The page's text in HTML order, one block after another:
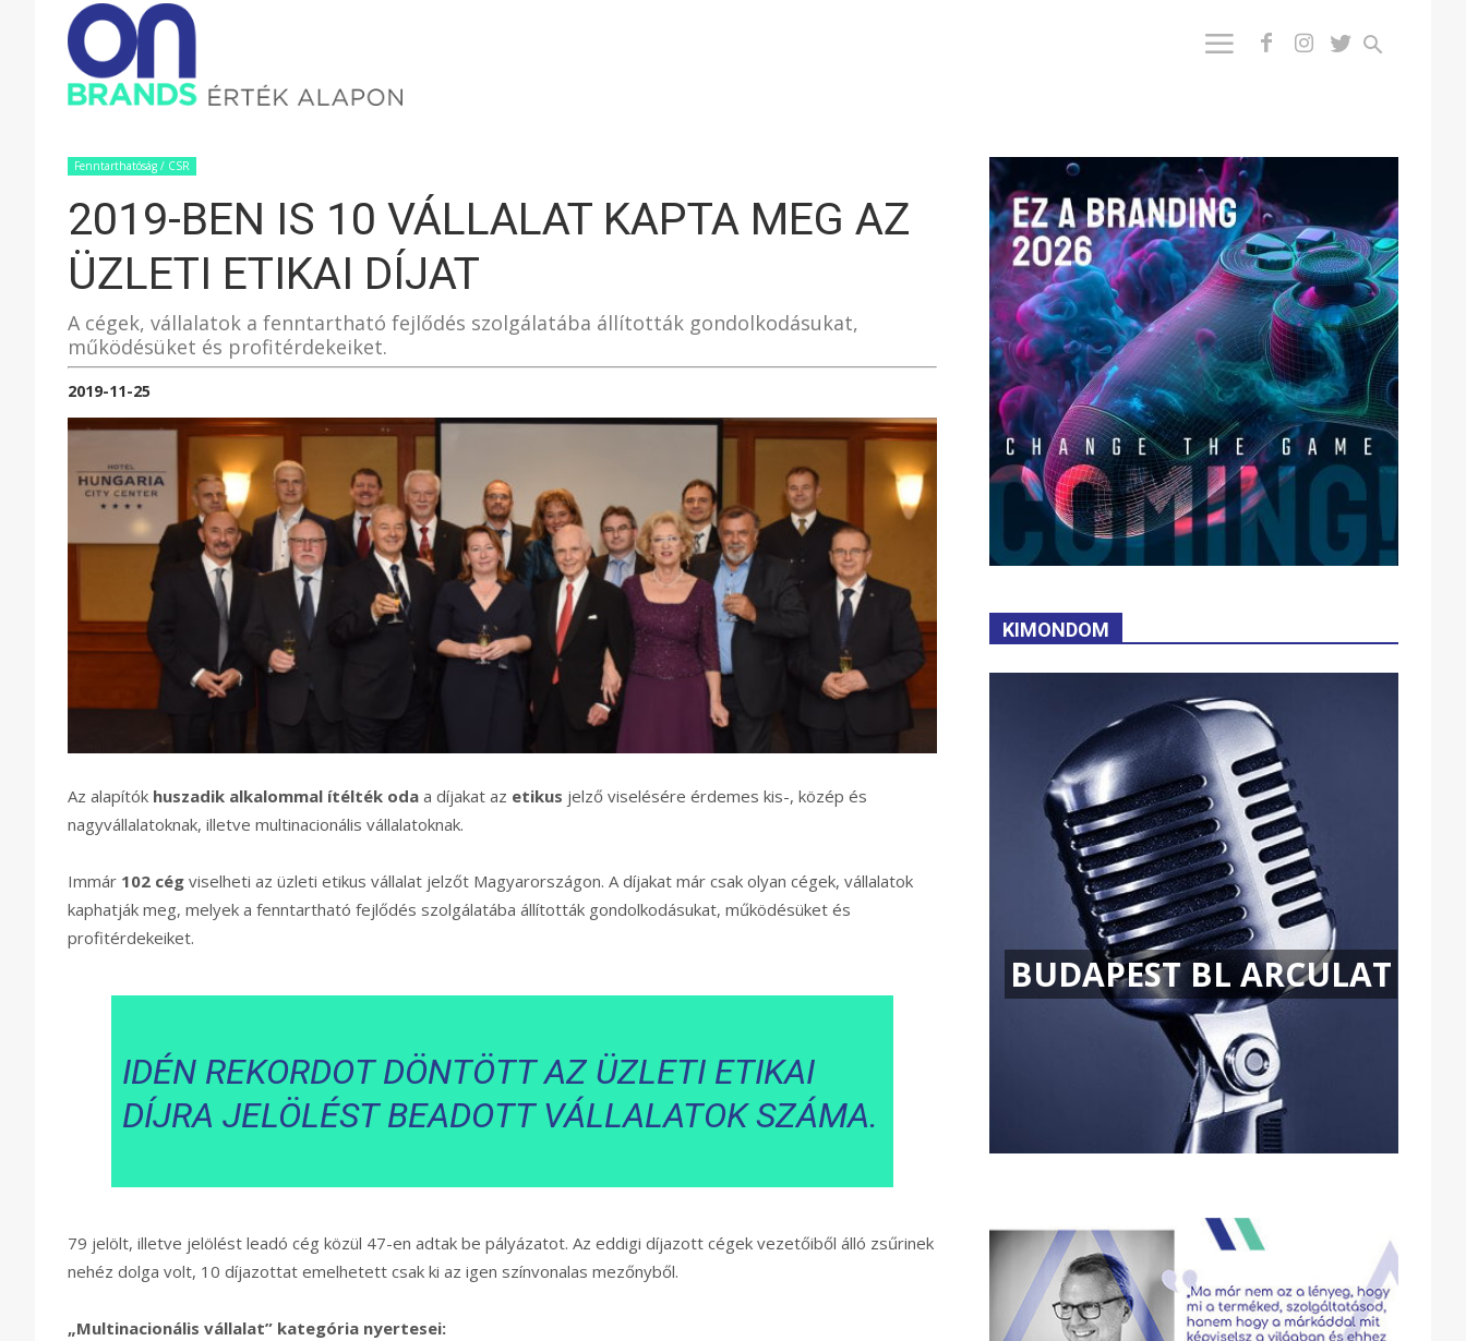
ÉRTÉK
Fenntarthatóság / CSR
2019-BEN IS 10 VÁLLALAT KAPTA MEG AZ
ÜZLETI ETIKAI DÍJAT
A cégek, vállalatok a fenntartható fejlődés szolgálatába állították gondolkodásukat,
működésüket és profitérdekeiket.
2019-11-25
Az alapítók huszadik alkalommal ítélték oda a díjakat az etikus jelző viselésére érdemes kis-, közép és
nagyvállalatoknak, illetve multinacionális vállalatoknak.
Immár 102 cég viselheti az üzleti etikus vállalat jelzőt Magyarországon. A díjakat már csak olyan cégek, vállalatok
kaphatják meg, melyek a fenntartható fejlődés szolgálatába állították gondolkodásukat, működésüket és
profitérdekeiket.
IDÉN REKORDOT DÖNTÖTT AZ ÜZLETI ETIKAI
DÍJRA JELÖLÉST BEADOTT VÁLLALATOK SZÁMA.
79 jelölt, illetve jelölést leadó cég közül 47-en adtak be pályázatot. Az eddigi díjazott cégek vezetőiből álló zsűrinek
nehéz dolga volt, 10 díjazottat emelhetett csak ki az igen színvonalas mezőnyből.
„Multinacionális vállalat” kategória nyertesei:
KIMONDOM
BUDAPEST BL ARCULAT